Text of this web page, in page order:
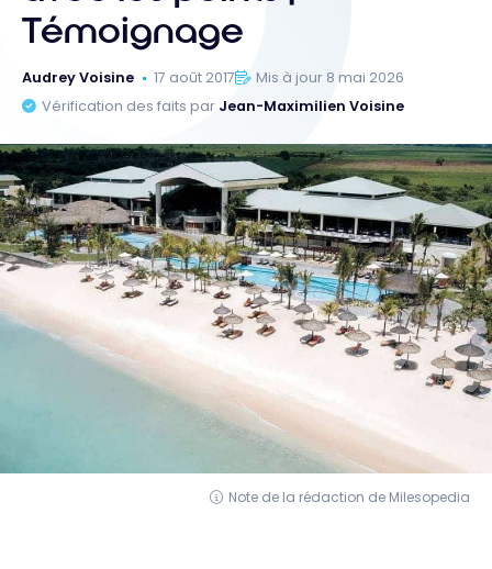
Témoignage
Audrey Voisine 17 août 2017
Mis à jour 8 mai 2026
Vérification des faits par Jean-Maximilien Voisine
Note de la rédaction de Milesopedia